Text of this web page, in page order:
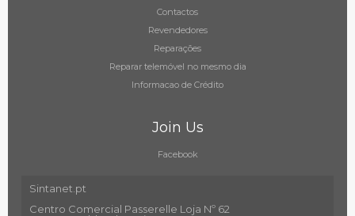
Contactos
Revendedores
Reparações
Reparar telemóvel no mesmo dia
Informacao de Crédito
Join Us
Facebook
Sintanet.pt
Centro Comercial Passerelle Loja Nº 62